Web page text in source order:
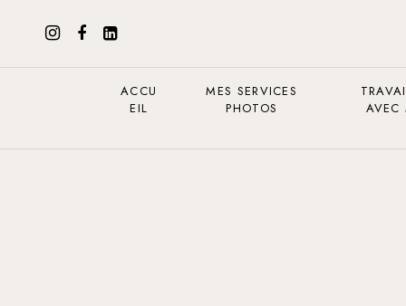
ACCU
EIL
MES SERVICES
PHOTOS
AVEC